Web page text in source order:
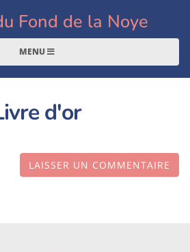
Fond de la Noye
MENU
d'or
LAISSER UN COMMENTAIRE